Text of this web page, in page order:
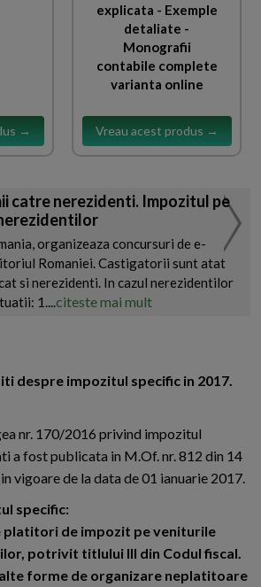
→
explicata - Exemple
detaliate -
Monografii
contabile complete
varianta online
Vreau acest produs →
catre nerezidenti. Impozitul pe
organizeaza concursuri de e-
Romaniei. Castigatorii sunt atat
si nerezidenti. In cazul nerezidentilor
1....citeste mai mult
despre impozitul specific in 2017.
nr. 170/2016 privind impozitul
a fost publicata in M.Of. nr. 812 din 14
vigoare de la data de 01 ianuarie 2017.
specific:
platitori de impozit pe veniturile
potrivit titlului III din Codul fiscal.
alte forme de organizare neplatitoare